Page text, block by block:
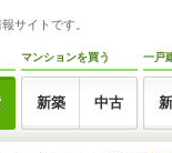
サイトです。
マンションを買う
新築 中古
一戸